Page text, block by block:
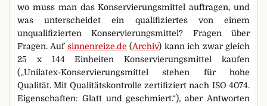
wo muss man das Konservierungsmittel auftragen, und
was unterscheidet ein qualifiziertes von einem
unqualifizierten Konservierungsmittel? Fragen über
Fragen. Auf sinnenreize.de (Archiv) kann ich zwar gleich
25 x 144 Einheiten Konservierungsmittel kaufen
(„Unilatex-Konservierungsmittel stehen für hohe
Qualität. Mit Qualitätskontrolle zertifiziert nach ISO 4074.
Eigenschaften: Glatt und geschmiert.“), aber Antworten